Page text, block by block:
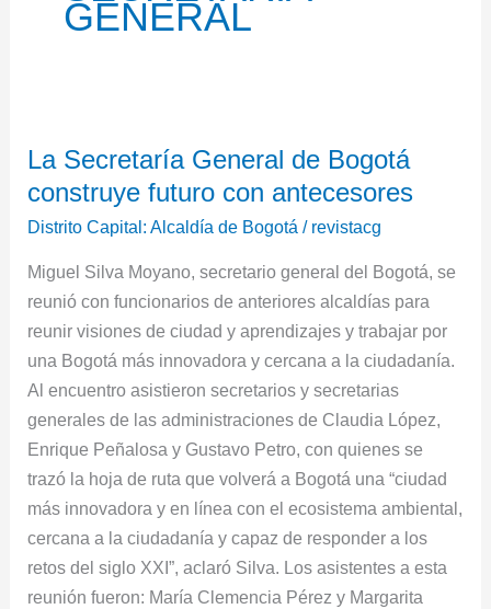
GENERAL
La Secretaría General de Bogotá
construye futuro con antecesores
Distrito Capital: Alcaldía de Bogotá / revistacg
Miguel Silva Moyano, secretario general del Bogotá, se
reunió con funcionarios de anteriores alcaldías para
reunir visiones de ciudad y aprendizajes y trabajar por
una Bogotá más innovadora y cercana a la ciudadanía.
Al encuentro asistieron secretarios y secretarias
generales de las administraciones de Claudia López,
Enrique Peñalosa y Gustavo Petro, con quienes se
trazó la hoja de ruta que volverá a Bogotá una “ciudad
más innovadora y en línea con el ecosistema ambiental,
cercana a la ciudadanía y capaz de responder a los
retos del siglo XXI”, aclaró Silva. Los asistentes a esta
reunión fueron: María Clemencia Pérez y Margarita
Secretaría
General
de
construye
futuro
con
antecesores